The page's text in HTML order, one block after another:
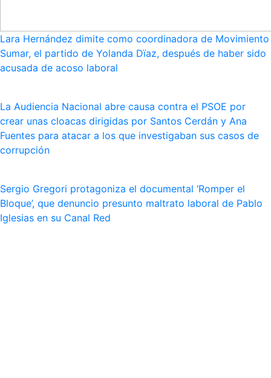
Lara Hernández dimite como coordinadora de Movimiento
Sumar, el partido de Yolanda Dïaz, después de haber sido
acusada de acoso laboral
La Audiencia Nacional abre causa contra el PSOE por
crear unas cloacas dirigidas por Santos Cerdán y Ana
Fuentes para atacar a los que investigaban sus casos de
corrupción
Sergio Gregori protagoniza el documental ‘Romper el
Bloque’, que denuncio presunto maltrato laboral de Pablo
Iglesias en su Canal Red